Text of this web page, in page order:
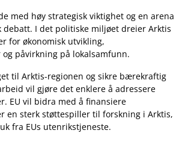
med høy strategisk viktighet og en arena
I det politiske miljøet dreier Arktis
for økonomisk utvikling,
påvirkning på lokalsamfunn.
til Arktis-regionen og sikre bærekraftig
vil gjøre det enklere å adressere
EU vil bidra med å finansiere
en sterk støttespiller til forskning i Arktis,
fra EUs utenrikstjeneste.